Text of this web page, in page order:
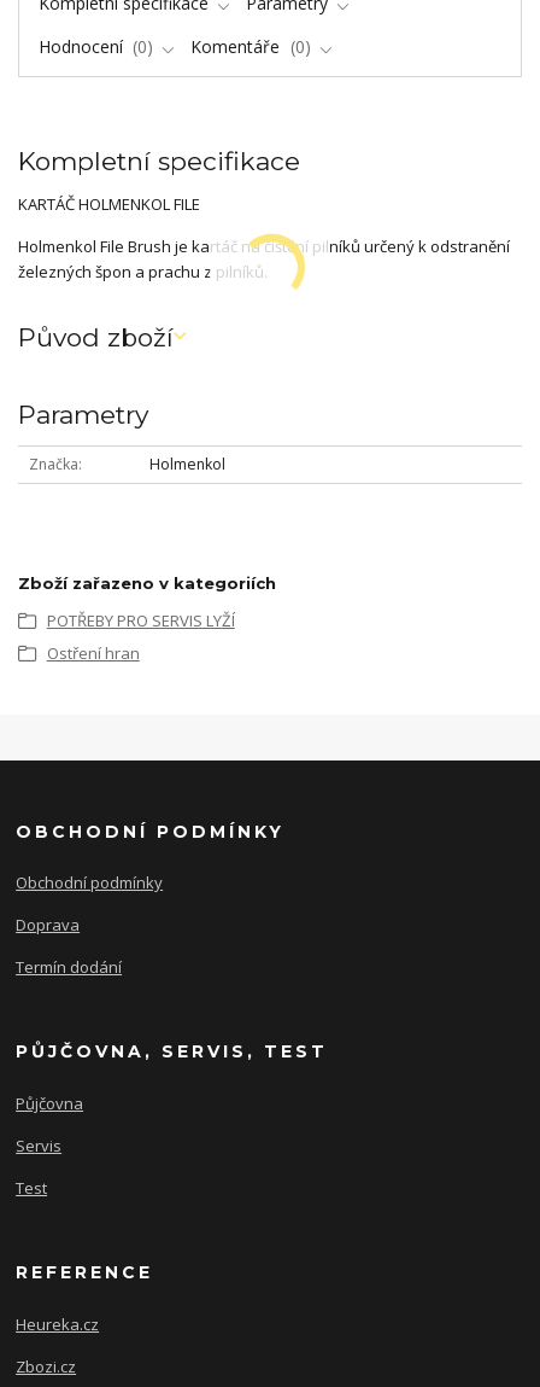
Hodnocení
0 Komentáře 0
Kompletní specifikace
KARTÁČ HOLMENKOL FILE
Holmenkol File Brush je kartáč na čištění pilníků určený k odstranění
železných špon a prachu z pilníků.
Původ zboží
Parametry
Značka Holmenkol
Zboží zařazeno v kategoriích
POTŘEBY PRO SERVIS LYŽÍ
Ostření hran
OBCHODNÍ PODMÍNKY
Obchodní podmínky
Doprava
Termín dodání
PŮJČOVNA, SERVIS, TEST
Půjčovna
Servis
Test
REFERENCE
Heureka.cz
Zbozi.cz